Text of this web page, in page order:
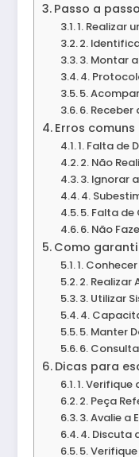
Passo a
1. Realizar
2.
3. Montar
4.
5.
6.
Erros
1. Falta de
2. Não
3. Ignorar
4.
5. Falta
6. Não
Como
1.
2. Realizar
3. Utilizar
4.
5. Manter
6.
Dicas para
1. Verifique
2. Peça
3. Avalie a
4. Discuta
5.